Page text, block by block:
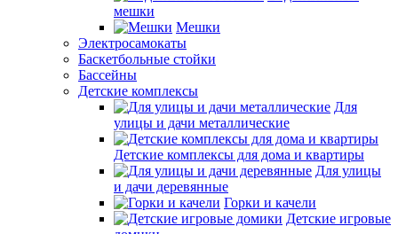
мешки
Мешки
Электросамокаты
Баскетбольные стойки
Бассейны
Детские комплексы
Для
улицы и дачи металлические
Детские комплексы для дома и квартиры
Для улицы
и дачи деревянные
Горки и качели
Детские игровые